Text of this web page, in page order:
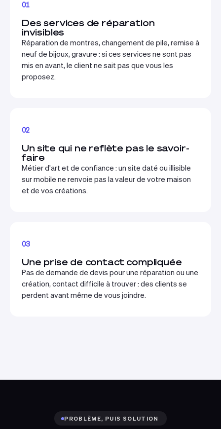
01
Des services de réparation
invisibles
Réparation de montres, changement de pile, remise à
neuf de bijoux, gravure : si ces services ne sont pas
mis en avant, le client ne sait pas que vous les
proposez.
02
Un site qui ne reflète pas le savoir-
faire
Métier d'art et de confiance : un site daté ou illisible
sur mobile ne renvoie pas la valeur de votre maison
et de vos créations.
03
Une prise de contact compliquée
Pas de demande de devis pour une réparation ou une
création, contact difficile à trouver : des clients se
perdent avant même de vous joindre.
PROBLÈME, PUIS SOLUTION